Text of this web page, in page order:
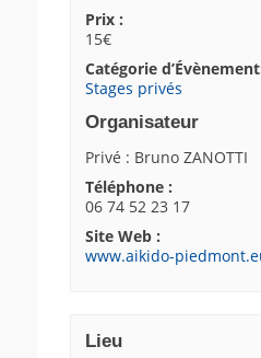
Prix :
15€
Catégorie
Stages privés
Organisateur
Privé : Bruno ZANOTTI
Téléphone :
06 74 52 23 17
Site Web :
www.aikido-
Lieu